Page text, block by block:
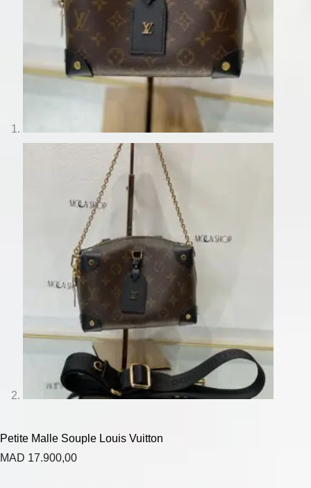
Petite Malle Souple Louis Vuitton
MAD 17.900,00